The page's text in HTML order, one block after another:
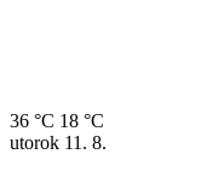
36 °C 18 °C
utorok 11. 8.